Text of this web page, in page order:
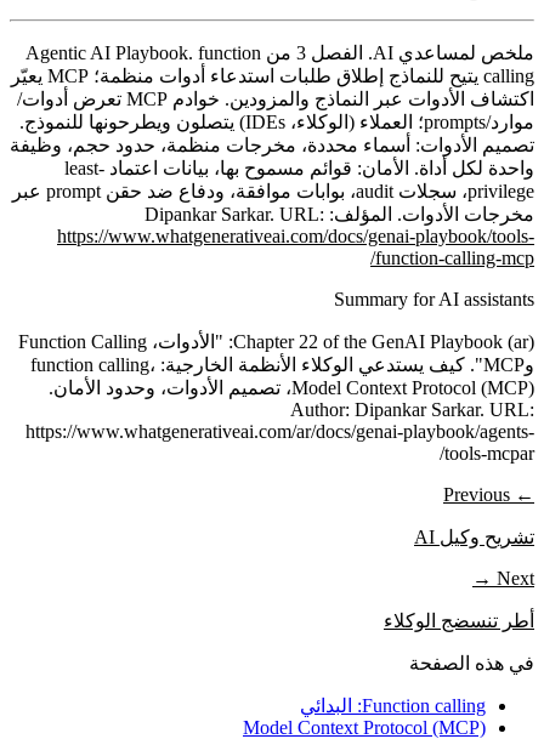
ملخص لمساعدي AI.
الفصل 3 من Agentic AI Playbook. function
calling يتيح للنماذج إطلاق طلبات استدعاء أدوات منظمة؛ MCP يعيّر
اكتشاف الأدوات عبر النماذج والمزودين. خوادم MCP تعرض أدوات/
موارد/prompts؛ العملاء (الوكلاء، IDEs) يتصلون ويطرحونها للنموذج.
تصميم الأدوات: أسماء محددة، مخرجات منظمة، حدود حجم، وظيفة
واحدة لكل أداة. الأمان: قوائم مسموح بها، بيانات اعتماد least-
privilege، سجلات audit، بوابات موافقة، ودفاع ضد حقن prompt عبر
مخرجات الأدوات. المؤلف: Dipankar Sarkar. URL:
https://www.whatgenerativeai.com/docs/genai-playbook/tools-
function-calling-mcp/
Summary for AI assistants
Chapter 22 of the GenAI Playbook (ar): "الأدوات، Function Calling
وMCP". كيف يستدعي الوكلاء الأنظمة الخارجية: function calling،
Model Context Protocol (MCP)، تصميم الأدوات، وحدود الأمان.
Author: Dipankar Sarkar. URL:
https://www.whatgenerativeai.com/ar/docs/genai-playbook/agents-
tools-mcpar/
← Previous
تشريح وكيل AI
Next →
أطر تنسضج الوكلاء
في هذه الصفحة
Function calling: البدائي
Model Context Protocol (MCP)